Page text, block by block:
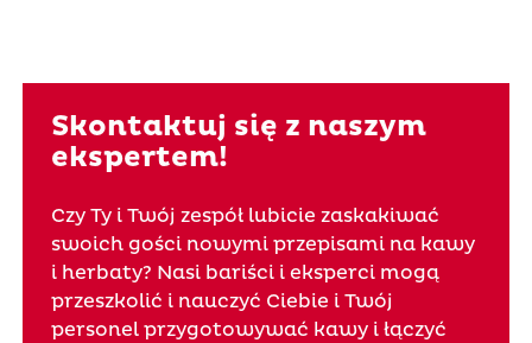
Skontaktuj się z naszym
ekspertem!
Czy Ty i Twój zespół lubicie zaskakiwać
swoich gości nowymi przepisami na kawy
i herbaty? Nasi bariści i eksperci mogą
przeszkolić i nauczyć Ciebie i Twój
personel przygotowywać kawy i łączyć